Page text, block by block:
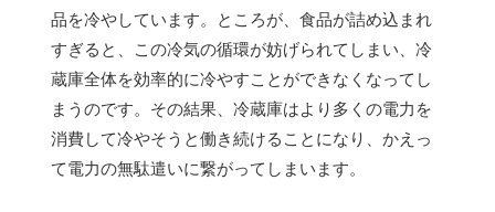
品を冷やしています。ところが、食品が詰め込まれ
すぎると、この冷気の循環が妨げられてしまい、冷
蔵庫全体を効率的に冷やすことができなくなってし
まうのです。その結果、冷蔵庫はより多くの電力を
消費して冷やそうと働き続けることになり、かえっ
て電力の無駄遣いに繋がってしまいます。